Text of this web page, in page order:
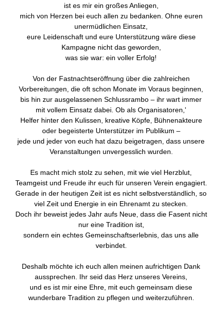
ist es mir ein großes Anliegen,
mich von Herzen bei euch allen zu bedanken. Ohne euren
unermüdlichen Einsatz,
eure Leidenschaft und eure Unterstützung wäre diese
Kampagne nicht das geworden,
was sie war: ein voller Erfolg!
Von der Fastnachtseröffnung über die zahlreichen
Vorbereitungen, die oft schon Monate im Voraus beginnen,
bis hin zur ausgelassenen Schlussrambo – ihr wart immer
mit vollem Einsatz dabei. Ob als Organisatoren,'
Helfer hinter den Kulissen, kreative Köpfe, Bühnenakteure
oder begeisterte Unterstützer im Publikum –
jede und jeder von euch hat dazu beigetragen, dass unsere
Veranstaltungen unvergesslich wurden.
Es macht mich stolz zu sehen, mit wie viel Herzblut,
Teamgeist und Freude ihr euch für unseren Verein engagiert.
Gerade in der heutigen Zeit ist es nicht selbstverständlich, so
viel Zeit und Energie in ein Ehrenamt zu stecken.
Doch ihr beweist jedes Jahr aufs Neue, dass die Fasent nicht
nur eine Tradition ist,
sondern ein echtes Gemeinschaftserlebnis, das uns alle
verbindet.
Deshalb möchte ich euch allen meinen aufrichtigen Dank
aussprechen. Ihr seid das Herz unseres Vereins,
und es ist mir eine Ehre, mit euch gemeinsam diese
wunderbare Tradition zu pflegen und weiterzuführen.